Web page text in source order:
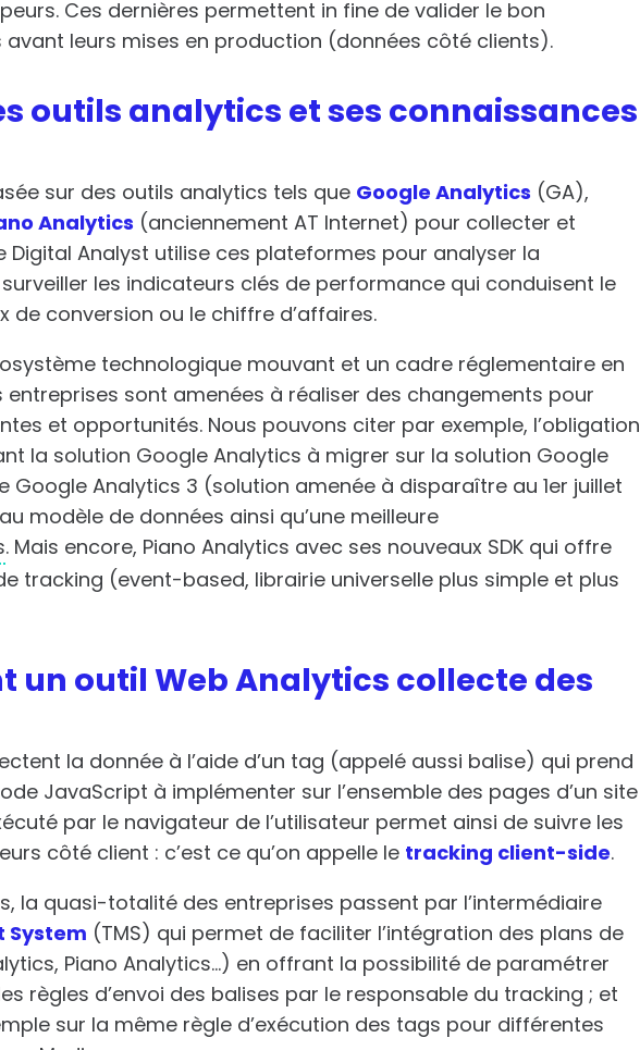
Ces dernières permettent in fine de valider le bon
leurs mises en production (données côté clients).
outils analytics et ses connaissances
sur des outils analytics tels que Google Analytics (GA),
Analytics (anciennement AT Internet) pour collecter et
Digital Analyst utilise ces plateformes pour analyser la
les indicateurs clés de performance qui conduisent le
de conversion ou le chiffre d’affaires.
technologique mouvant et un cadre réglementaire en
sont amenées à réaliser des changements pour
et opportunités. Nous pouvons citer par exemple, l’obligation
la solution Google Analytics à migrer sur la solution Google
Google Analytics 3 (solution amenée à disparaître au 1er juillet
modèle de données ainsi qu’une meilleure
. Mais encore, Piano Analytics avec ses nouveaux SDK qui offre
tracking (event-based, librairie universelle plus simple et plus
un outil Web Analytics collecte des
la donnée à l’aide d’un tag (appelé aussi balise) qui prend
JavaScript à implémenter sur l’ensemble des pages d’un site
par le navigateur de l’utilisateur permet ainsi de suivre les
côté client : c’est ce qu’on appelle le tracking client-side.
la quasi-totalité des entreprises passent par l’intermédiaire
System (TMS) qui permet de faciliter l’intégration des plans de
Piano Analytics…) en offrant la possibilité de paramétrer
règles d’envoi des balises par le responsable du tracking ; et
sur la même règle d’exécution des tags pour différentes